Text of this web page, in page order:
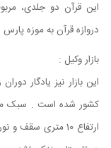
این قرآن دو جلدی،
دروازه قرآن به موزه پارس
بازار وکیل :
این بازار نیز یادگار
کشور شده است . سبک
ارتفاع 10 متری